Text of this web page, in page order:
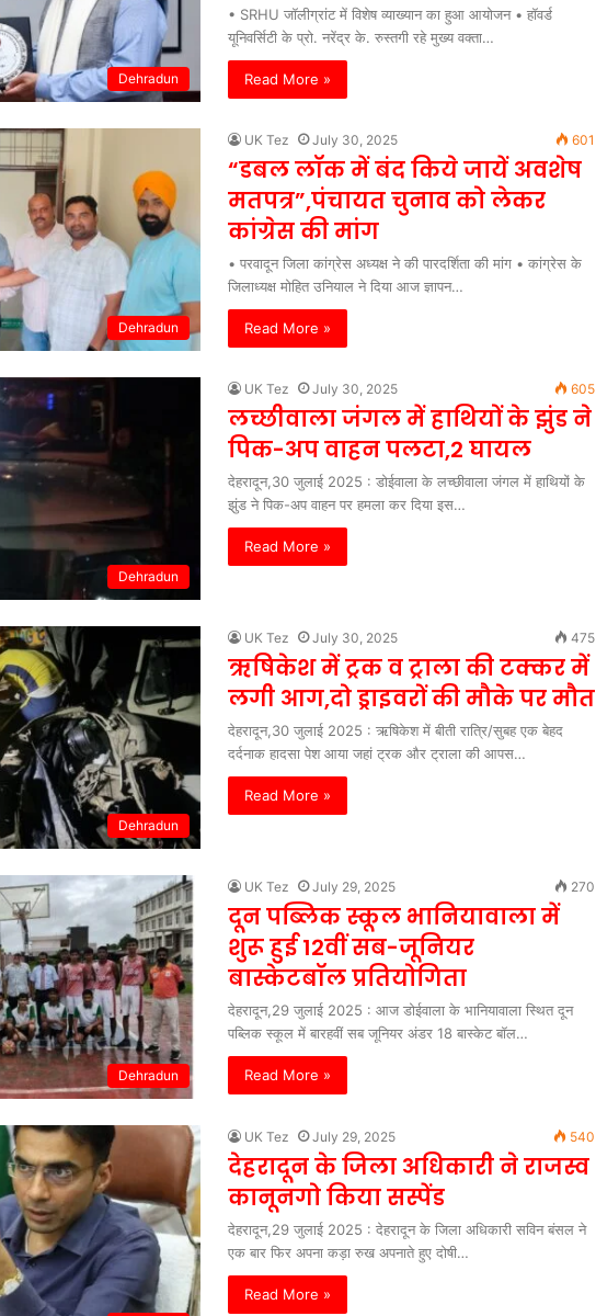
Dehradun
• SRHU जॉलीग्रांट में विशेष व्याख्यान का हुआ आयोजन • हॉवर्ड
यूनिवर्सिटी के प्रो. नरेंद्र के. रुस्तगी रहे मुख्य वक्ता…
Read More »
Dehradun
UK Tez July 30, 2025 601
“डबल लॉक में बंद किये जायें अवशेष
मतपत्र”,पंचायत चुनाव को लेकर
कांग्रेस की मांग
• परवादून जिला कांग्रेस अध्यक्ष ने की पारदर्शिता की मांग • कांग्रेस के
जिलाध्यक्ष मोहित उनियाल ने दिया आज ज्ञापन…
Read More »
Dehradun
UK Tez July 30, 2025 605
लच्छीवाला जंगल में हाथियों के झुंड ने
पिक-अप वाहन पलटा,2 घायल
देहरादून,30 जुलाई 2025 : डोईवाला के लच्छीवाला जंगल में हाथियों के
झुंड ने पिक-अप वाहन पर हमला कर दिया इस…
Read More »
Dehradun
UK Tez July 30, 2025 475
ऋषिकेश में ट्रक व ट्राला की टक्कर में
लगी आग,दो ड्राइवरों की मौके पर मौत
देहरादून,30 जुलाई 2025 : ऋषिकेश में बीती रात्रि/सुबह एक बेहद
दर्दनाक हादसा पेश आया जहां ट्रक और ट्राला की आपस…
Read More »
Dehradun
UK Tez July 29, 2025 270
दून पब्लिक स्कूल भानियावाला में
शुरू हुई 12वीं सब-जूनियर
बास्केटबॉल प्रतियोगिता
देहरादून,29 जुलाई 2025 : आज डोईवाला के भानियावाला स्थित दून
पब्लिक स्कूल में बारहवीं सब जूनियर अंडर 18 बास्केट बॉल…
Read More »
UK Tez July 29, 2025 540
देहरादून के जिला अधिकारी ने राजस्व
कानूनगो किया सस्पेंड
देहरादून,29 जुलाई 2025 : देहरादून के जिला अधिकारी सविन बंसल ने
एक बार फिर अपना कड़ा रुख अपनाते हुए दोषी…
Read More »